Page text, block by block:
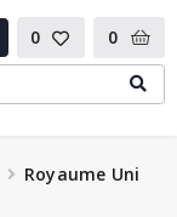
0 0
Royaume Uni